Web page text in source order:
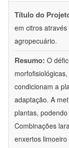
Título do
em citros
agropecuário.
Resumo: O
condicionam a
adaptação. A
plantas,
Combinações
enxertos